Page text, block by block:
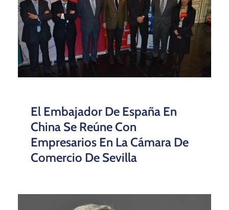
El Embajador De España En
China Se Reúne Con
Empresarios En La Cámara De
Comercio De Sevilla